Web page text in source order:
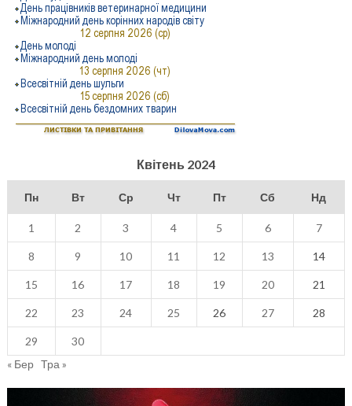
Квітень 2024
Пн Вт Ср Чт Пт Сб Нд
1 2 3 4 5 6 7
8 9 10 11 12 13 14
15 16 17 18 19 20 21
22 23 24 25 26 27 28
29
30
« Бер Тра »